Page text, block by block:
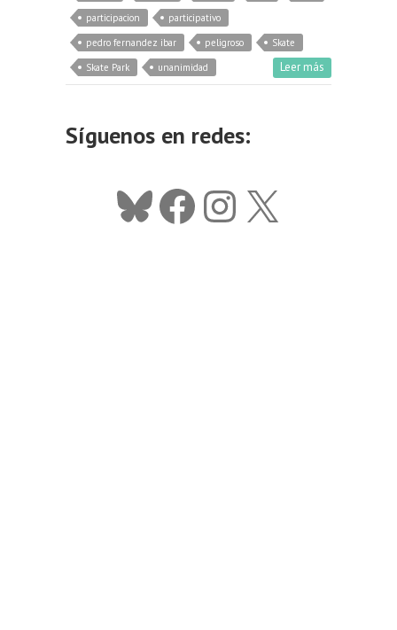
participacion
participativo
pedro fernandez ibar
peligroso
Skate
Skate Park
unanimidad Leer más
Síguenos en redes:
Bluesky
Facebook
Instagram
X